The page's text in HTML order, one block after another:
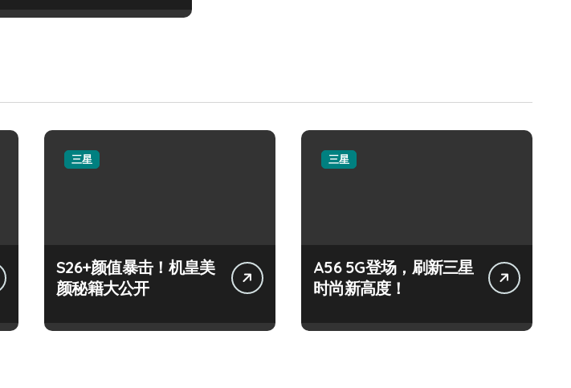
三星
S26+颜值暴击！机皇美
颜秘籍大公开
三星
A56 5G登场，刷新三星
时尚新高度！